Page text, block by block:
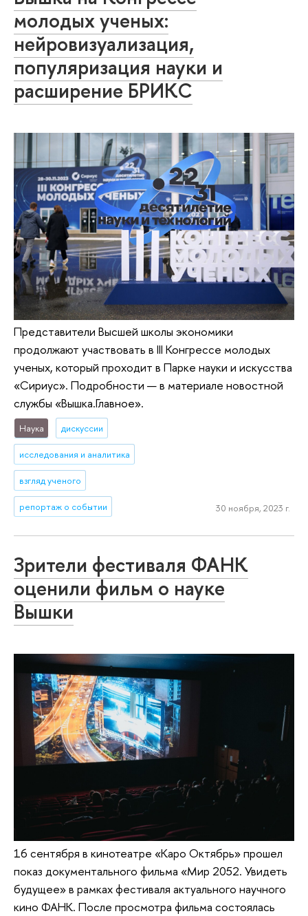
молодых ученых:
нейровизуализация,
популяризация науки и
расширение БРИКС
Представители Высшей школы экономики
продолжают участвовать в III Конгрессе молодых
ученых, который проходит в Парке науки и искусства
«Сириус». Подробности — в материале новостной
службы «Вышка.Главное».
Наука дискуссии
исследования и аналитика
взгляд ученого
репортаж о событии 30 ноября, 2023 г.
Зрители фестиваля ФАНК
оценили фильм о науке
Вышки
16 сентября в кинотеатре «Каро Октябрь» прошел
показ документального фильма «Мир 2052. Увидеть
будущее» в рамках фестиваля актуального научного
кино ФАНК. После просмотра фильма состоялась